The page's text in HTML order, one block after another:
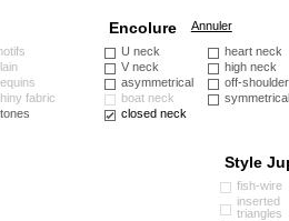
fabric
Annuler
Encolure
U neck
V neck
asymmetrical
boat neck
closed neck
heart neck
high neck
off-shoulder
Style
fish-wire
inserted
triangles